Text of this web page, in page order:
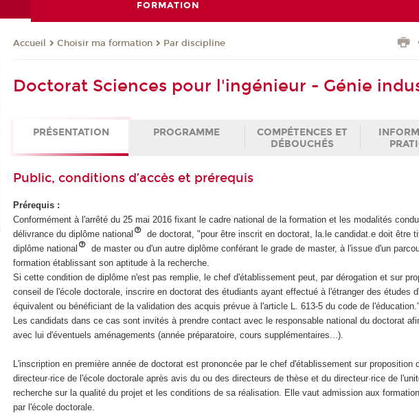
FORMATION
Accueil Choisir ma formation Par discipline
Doctorat Sciences pour l'ingénieur - Génie
PRÉSENTATION PROGRAMME
COMPÉTENCES ET
DÉBOUCHÉS
Public, conditions d’accès et prérequis
Prérequis :
Conformément à l'arrêté du 25 mai 2016 fixant le cadre national de la formation et les modalités
délivrance du diplôme national
de doctorat, "pour être inscrit en doctorat, la.le candidat.e doit être
diplôme national
de master ou d'un autre diplôme conférant le grade de master, à l'issue d'un
formation établissant son aptitude à la recherche.
Si cette condition de diplôme n'est pas remplie, le chef d'établissement peut, par dérogation et sur
conseil de l'école doctorale, inscrire en doctorat des étudiants ayant effectué à l'étranger des études
équivalent ou bénéficiant de la validation des acquis prévue à l'article L. 613-5 du code de l'éducation."
Les candidats dans ce cas sont invités à prendre contact avec le responsable national du doctorat
avec lui d'éventuels aménagements (année préparatoire, cours supplémentaires...).
L'inscription en première année de doctorat est prononcée par le chef d'établissement sur proposition
directeur·rice de l'école doctorale après avis du ou des directeurs de thèse et du directeur·rice de
recherche sur la qualité du projet et les conditions de sa réalisation. Elle vaut admission aux
par l'école doctorale.